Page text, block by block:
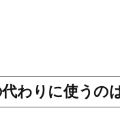
わりに使うの